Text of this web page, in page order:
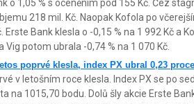
o 1,05 % s oceněním pod 155 Kč. Čez
218 mil. Kč. Naopak Kofola po
Erste Bank klesla o -0,15 % na 1 992 Kč a
Vig potom ubrala -0,74 % na 1 070 Kč.
poprvé klesla, index PX ubral 0,23
v letošním roce klesla. Index PX se po
na 1015,70 bodu. Dolů šly akcie Erste